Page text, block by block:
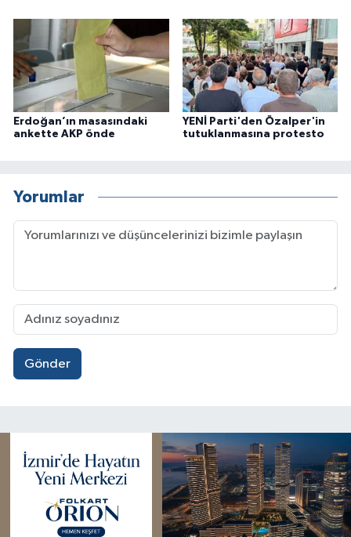
Erdoğan’ın masasındaki
ankette AKP önde
YENİ Parti'den Özalper'in
tutuklanmasına protesto
Yorumlar
Gönder